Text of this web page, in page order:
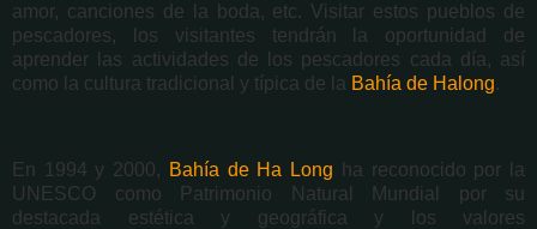
amor, canciones de la boda, etc. Visitar estos pueblos de
pescadores, los visitantes tendrán la oportunidad de
aprender las actividades de los pescadores cada día, así
como la cultura tradicional y típica de la Bahía de Halong.
En 1994 y 2000, Bahía de Ha Long ha reconocido por la
UNESCO como Patrimonio Natural Mundial por su
destacada estética y geográfica y los valores